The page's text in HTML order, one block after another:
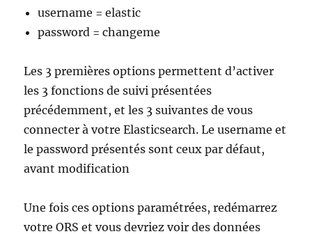
username = elastic
password = changeme
Les 3 premières options permettent d’activer
les 3 fonctions de suivi présentées
précédemment, et les 3 suivantes de vous
connecter à votre Elasticsearch. Le username et
le password présentés sont ceux par défaut,
avant modification
Une fois ces options paramétrées, redémarrez
votre ORS et vous devriez voir des données